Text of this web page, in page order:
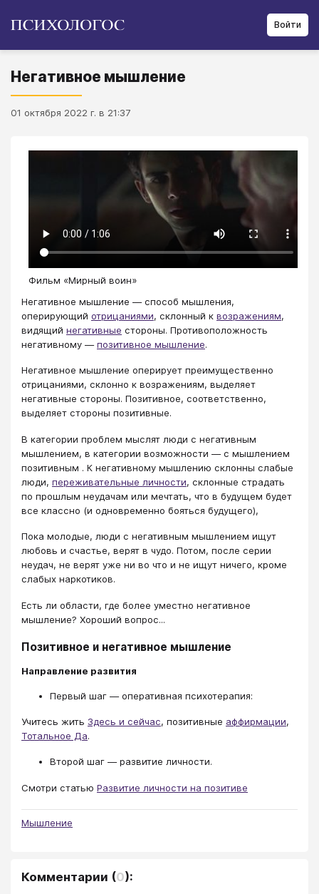
Войти
Негативное мышление
01 октября 2022 г. в 21:37
Фильм «Мирный воин»
Негативное мышление — способ мышления,
оперирующий отрицаниями, склонный к возражениям,
видящий негативные стороны. Противоположность
негативному —позитивное мышление.
Негативное мышление оперирует преимущественно
отрицаниями, склонно к возражениям, выделяет
негативные стороны. Позитивное, соответственно,
выделяет стороны позитивные.
В категории проблем мыслят люди с негативным
мышлением, в категории возможности — с мышлением
позитивным . К негативному мышлению склонны слабые
люди, переживательные личности, склонные страдать
по прошлым неудачам или мечтать, что в будущем будет
все классно (и одновременно бояться будущего),
Пока молодые, люди с негативным мышлением ищут
любовь и счастье, верят в чудо. Потом, после серии
неудач, не верят уже ни во что и не ищут ничего, кроме
слабых наркотиков.
Есть ли области, где более уместно негативное
мышление? Хороший вопрос...
Позитивное и негативное мышление
Направление развития
Первый шаг — оперативная психотерапия:
Учитесь жить Здесь и сейчас, позитивные аффирмации,
Тотальное Да.
Второй шаг — развитие личности.
Смотри статью Развитие личности на позитиве
Мышление
Комментарии (0):